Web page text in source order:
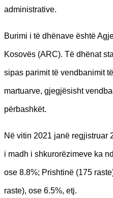
administrative.
Burimi i të dhënave është
Kosovës (ARC). Të dhënat
sipas parimit të vendbanimit
martuarve, gjegjësisht
përbashkët.
Në vitin 2021 janë regjistruar
i madh i shkurorëzimeve ka
ose 8.8%; Prishtinë (175
raste), ose 6.5%, etj.